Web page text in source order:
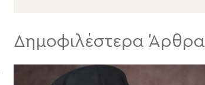
Δημοφιλέστερα Άρθρα